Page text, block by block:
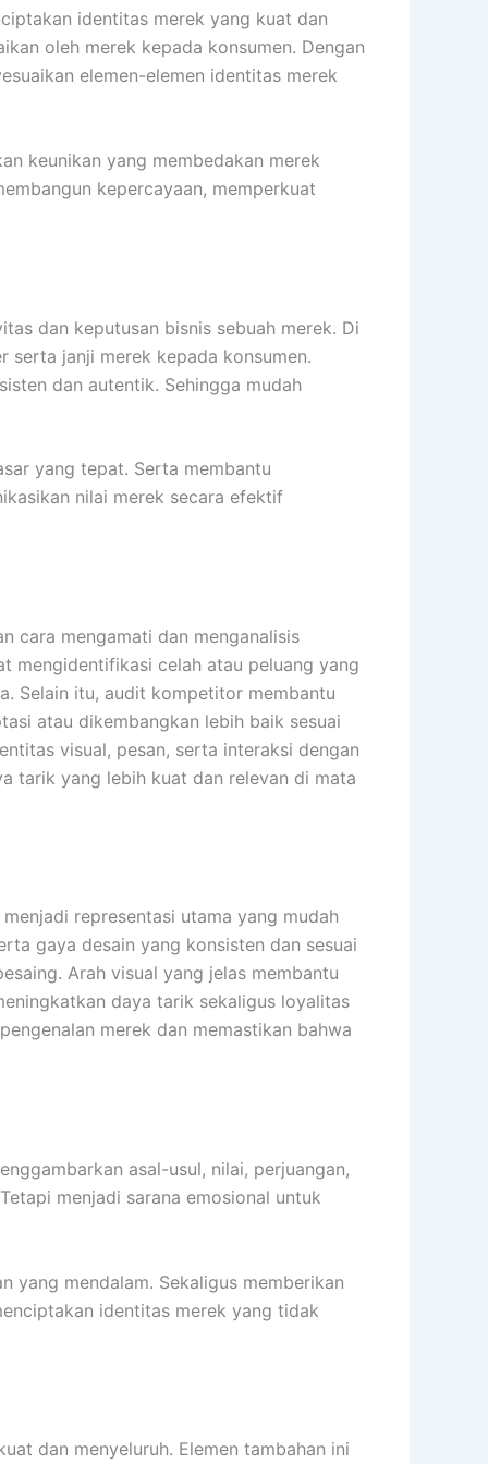
identitas merek yang kuat dan
oleh merek kepada konsumen. Dengan
elemen-elemen identitas merek
keunikan yang membedakan merek
kepercayaan, memperkuat
dan keputusan bisnis sebuah merek. Di
serta janji merek kepada konsumen.
dan autentik. Sehingga mudah
yang tepat. Serta membantu
nilai merek secara efektif
cara mengamati dan menganalisis
mengidentifikasi celah atau peluang yang
Selain itu, audit kompetitor membantu
atau dikembangkan lebih baik sesuai
visual, pesan, serta interaksi dengan
tarik yang lebih kuat dan relevan di mata
representasi utama yang mudah
gaya desain yang konsisten dan sesuai
Arah visual yang jelas membantu
daya tarik sekaligus loyalitas
merek dan memastikan bahwa
asal-usul, nilai, perjuangan,
menjadi sarana emosional untuk
yang mendalam. Sekaligus memberikan
identitas merek yang tidak
dan menyeluruh. Elemen tambahan ini